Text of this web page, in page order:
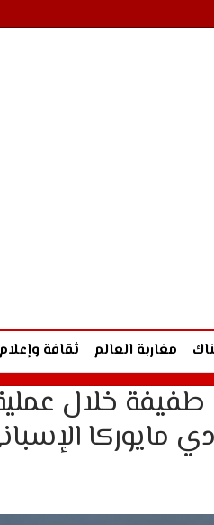
مغاربة العالم ثقافة وإعلام
طفيفة خلال
مايوركا